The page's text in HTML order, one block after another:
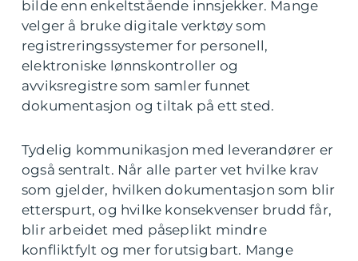
bilde enn enkeltstående innsjekker. Mange
velger å bruke digitale verktøy som
registreringssystemer for personell,
elektroniske lønnskontroller og
avviksregistre som samler funnet
dokumentasjon og tiltak på ett sted.
Tydelig kommunikasjon med leverandører er
også sentralt. Når alle parter vet hvilke krav
som gjelder, hvilken dokumentasjon som blir
etterspurt, og hvilke konsekvenser brudd får,
blir arbeidet med påseplikt mindre
konfliktfylt og mer forutsigbart. Mange